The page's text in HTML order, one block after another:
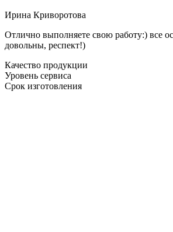
Ирина Криворотова
Отлично выполняете свою работу:) все
довольны, респект!)
Качество продукции
Уровень сервиса
Срок изготовления